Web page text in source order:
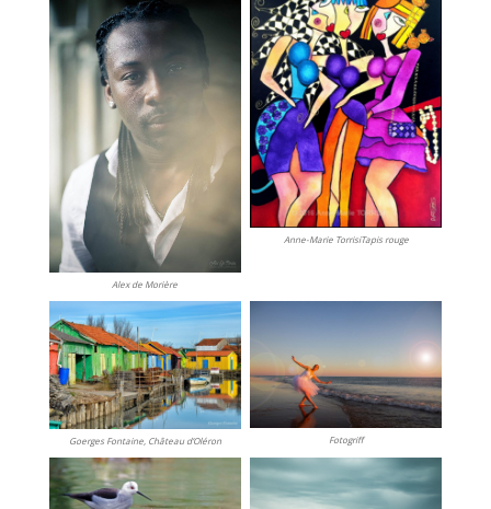
Alex de Morière
Anne-Marie TorrisiTapis rouge
Goerges Fontaine, Château d’Oléron Fotogriff